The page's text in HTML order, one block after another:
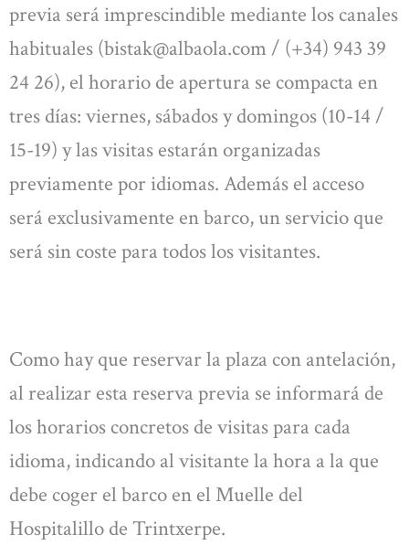
previa será imprescindible mediante los canales
habituales (bistak@albaola.com/ (+34) 943 39
24 26), el horario de apertura se compacta en
tres días: viernes, sábados y domingos (10-14 /
15-19) y las visitas estarán organizadas
previamente por idiomas. Además el acceso
será exclusivamente en barco, un servicio que
será sin coste para todos los visitantes.
Como hay que reservar la plaza con antelación,
al realizar esta reserva previa se informará de
los horarios concretos de visitas para cada
idioma, indicando al visitante la hora a la que
debe coger el barco en el Muelle del
Hospitalillo de Trintxerpe.